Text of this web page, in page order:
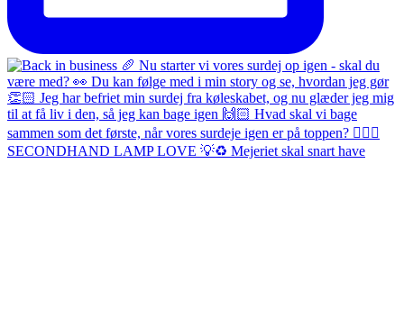
SECONDHAND LAMP LOVE 💡♻️ Mejeriet skal snart have